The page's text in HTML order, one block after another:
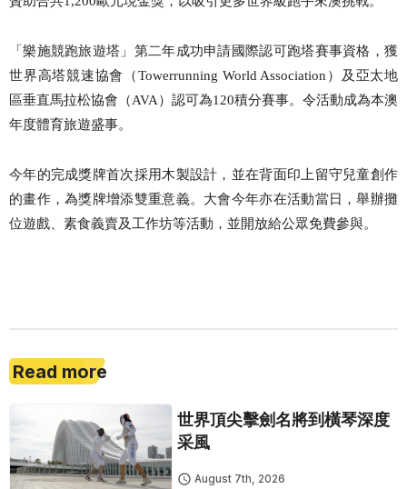
「樂施競跑旅遊塔」第二年成功申請國際認可跑塔賽事資格，獲
世界高塔競速協會（Towerrunning World Association）及亞太地
區垂直馬拉松協會（AVA）認可為120積分賽事。 令活動成為本澳
年度體育旅遊盛事。
今年的完成獎牌首次採用木製設計，並在背面印上留守兒童創作
的畫作，為獎牌增添雙重意義。大會今年亦在活動當日，舉辦攤
位遊戲、素食義賣及工作坊等活動，並開放給公眾免費參與。
Read more
世界頂尖擊劍名將到橫琴深度
采風
August 7th, 2026